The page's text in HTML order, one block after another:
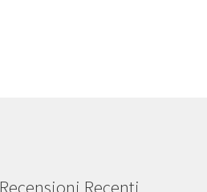
Recensioni Recenti